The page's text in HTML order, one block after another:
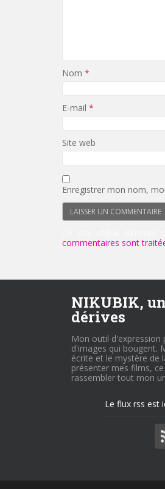
Nom *
E-mail *
Site web
Enregistrer mon nom,
commentaires sont
NIKUBIK,
dérives
Mon outil d'expression
d'images qui bougent.
écrite et le mystère de
présenter mes films,
rassembler tout mon
Le flux rss est